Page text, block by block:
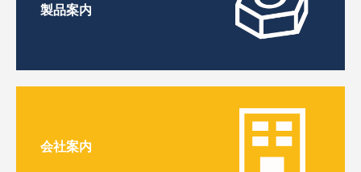
製品案内
会社案内